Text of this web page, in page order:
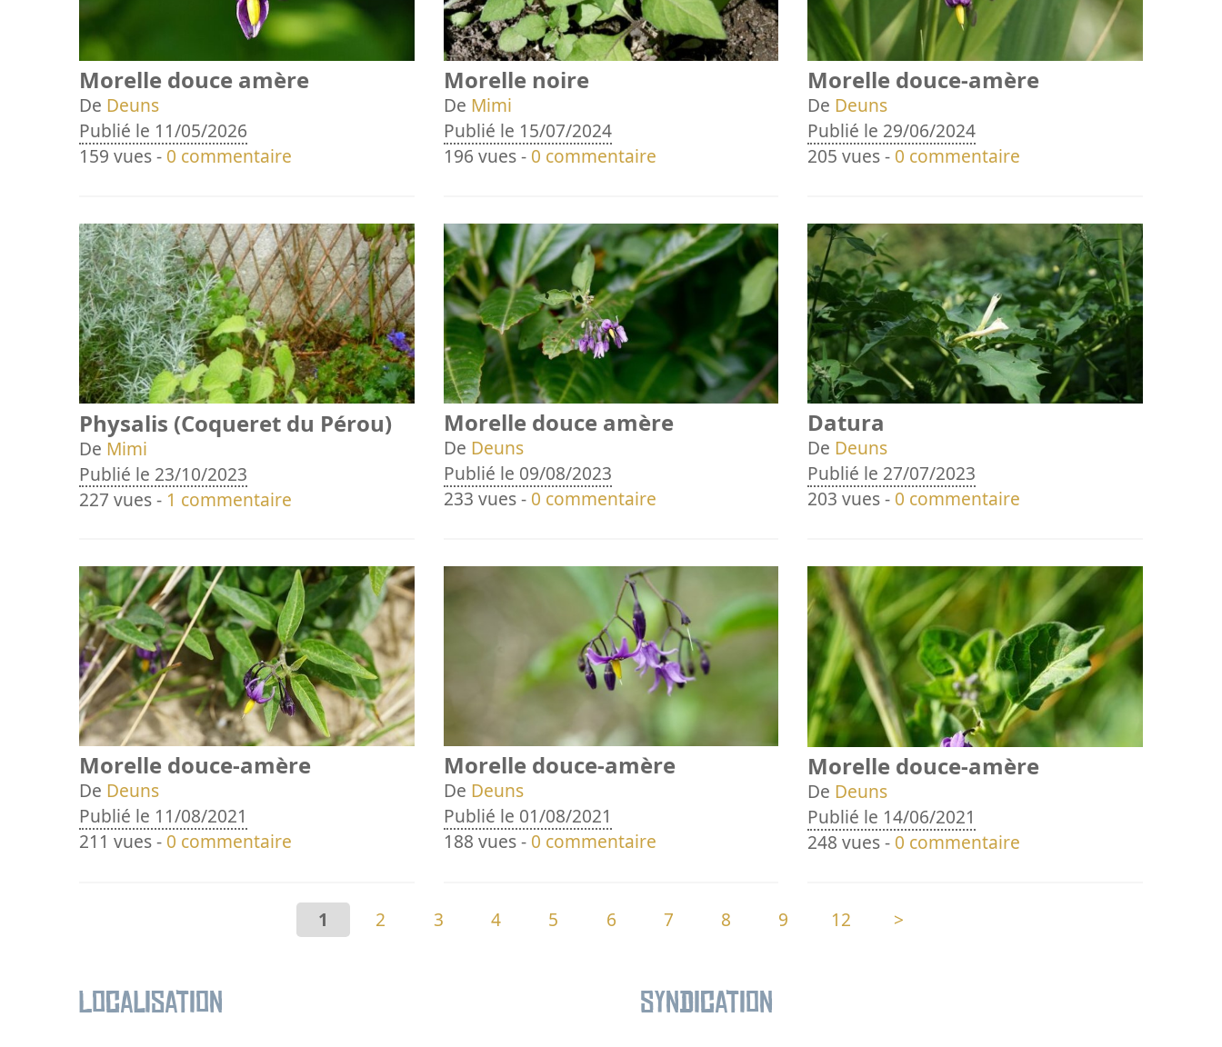
Morelle douce amère
De Deuns
Publié le 11/05/2026
159 vues - 0 commentaire
Morelle noire
De Mimi
Publié le 15/07/2024
196 vues - 0 commentaire
Morelle douce-amère
De Deuns
Publié le 29/06/2024
205 vues - 0 commentaire
Physalis (Coqueret du Pérou)
De Mimi
Publié le 23/10/2023
227 vues - 1 commentaire
Morelle douce amère
De Deuns
Publié le 09/08/2023
233 vues - 0 commentaire
Datura
De Deuns
Publié le 27/07/2023
203 vues - 0 commentaire
Morelle douce-amère
De Deuns
Publié le 11/08/2021
211 vues - 0 commentaire
Morelle douce-amère
De Deuns
Publié le 01/08/2021
188 vues - 0 commentaire
Morelle douce-amère
De Deuns
Publié le 14/06/2021
248 vues - 0 commentaire
1 2 3 4 5 6 7 8 9 12 >
Localisation Syndication